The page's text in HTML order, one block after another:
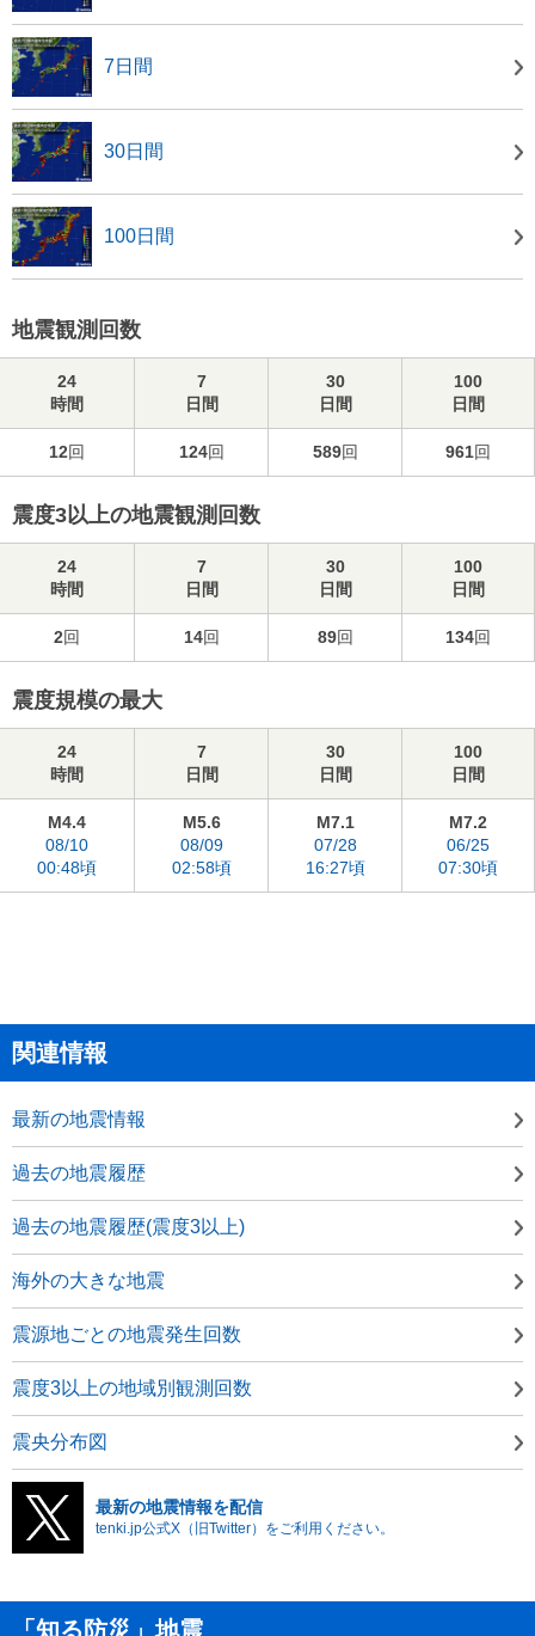
7日間
30日間
100日間
地震観測回数
24
時間
7
日間
30
日間
100
日間
12回 124回 589回 961回
震度3以上の地震観測回数
24
時間
7
日間
30
日間
100
日間
2回 14回 89回 134回
震度規模の最大
24
時間
7
日間
30
日間
100
日間
M4.4
08/10
00:48頃
M5.6
08/09
02:58頃
M7.1
07/28
16:27頃
M7.2
06/25
07:30頃
関連情報
最新の地震情報
過去の地震履歴
過去の地震履歴(震度3以上)
海外の大きな地震
震源地ごとの地震発生回数
震度3以上の地域別観測回数
震央分布図
最新の地震情報を配信
tenki.jp公式X（旧Twitter）をご利用ください。
「知る防災」地震